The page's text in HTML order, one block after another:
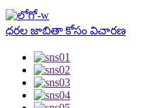
ధరల జాబితా కోసం విచారణ